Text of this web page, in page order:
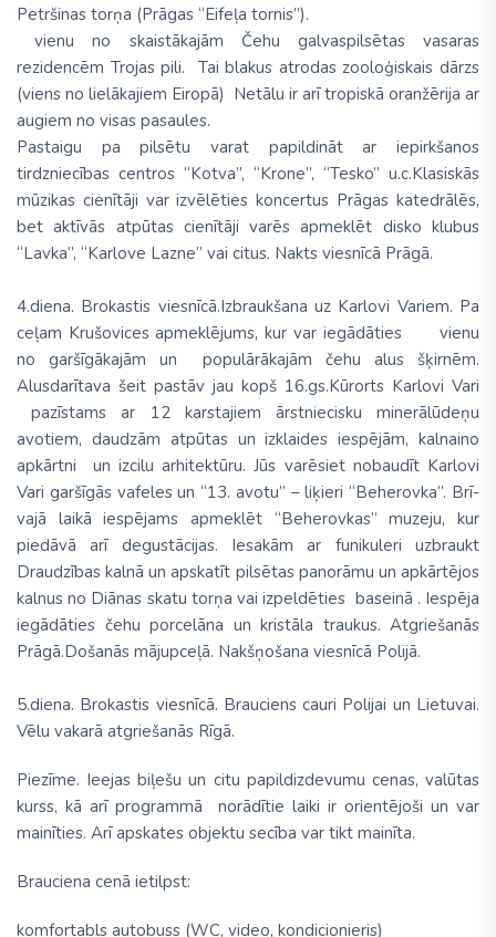
Petršinas torņa (Prāgas “Eifeļa tornis”).
vienu no skaistākajām Čehu gal­vaspilsētas vasaras
rezidencēm Trojas pili. Tai blakus atrodaszooloģis­kais dārzs
(viens no lielākajiem Eiropā) Netālu ir arītro­piskā oranžērija ar
augiem no visas pa­saules.
Pastaigu pa pilsētu varat papildināt ar iepirk­šanos
tirdzniecības centros “Kot­va”, “Krone”, “Tesko” u.c.Klasiskās
mūzikas cienītāji var izvēlēties koncertus Prāgas katedrā­lēs,
bet aktīvās atpūtas cienītāji varēs apmeklēt dis­ko klubus
“Lavka”, “Karlove Lazne” vai ci­tus. Nakts viesnīcā Prāgā.
4.diena. Brokastis viesnīcā.Izbraukšana uz Karlovi Variem. Pa
ceļam Krušovices apmeklē­jums, kur var iegādāties vienu
no garšīgākajām un populārākajām čehu alus šķirnēm.
Alusdarī­tava šeit pastāv jau kopš 16.gs.Kūrorts Karlovi Vari
pa­zīs­­tams ar 12 kar­sta­jiem ārstniecisku minerāl­ūdeņu
avotiem, dau­dzām atpūtas un izklaides iespē­jām, kalnaino
apkārtni un izcilu arhitektū­ru. Jūs varēsiet nobaudīt Karlovi
Vari garšīgās vafeles un “13. avotu” – liķieri “Beherovka”. Brī­
vajā laikā iespējams apmeklēt “Beherovkas” mu­ze­­ju, kur
piedāvā arī degustācijas. Iesakām ar funi­kuleri uzbraukt
Draudzības kalnā un ap­ska­tīt pilsētas panorāmu un apkārtējos
kalnus no Diānas skatu torņa vai izpeldēties ba­seinā . Iespēja
iegādāties čehu por­celāna un kristāla traukus. Atgriešanās
Prāgā.Došanās mājup­ceļā. Nakšņošana viesnīcā Polijā.
5.diena. Brokastis viesnīcā. Brauciens cauri Polijai un Lietuvai.
Vēlu vakarā atgriešanās Rīgā.
Piezīme. Ieejas biļešu un citu papildizde­vumu cenas, valūtas
kurss, kā arī pro­grammā norādītie laiki ir orientējoši un var
mainīties. Arī apskates objektu secība var tikt mainīta.
Brauciena cenā ietilpst:
komfortabls autobuss (WC, video, kondicio­nieris)